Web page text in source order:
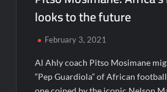
looks to the future
February 3, 2021
Al Ahly coach Pitso Mosimane
“Pep Guardiola” of African